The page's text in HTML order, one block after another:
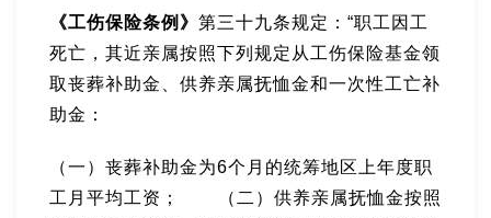
《工伤保险条例》 第三十九条规定：“职工因工
死亡，其近亲属按照下列规定从工伤保险基金领
取丧葬补助金、供养亲属抚恤金和一次性工亡补
助金：
（一）丧葬补助金为6个月的统筹地区上年度职
工月平均工资； （二）供养亲属抚恤金按照